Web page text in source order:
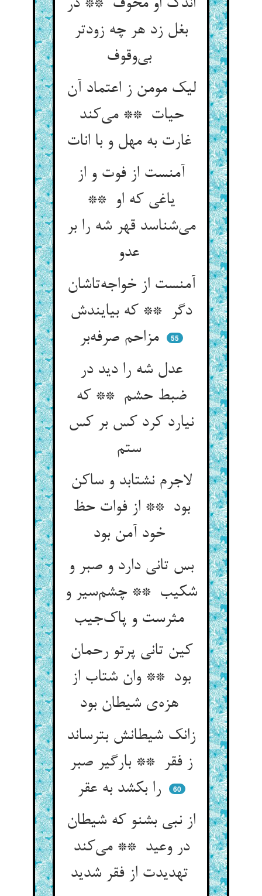
اندک او مخوف ** در
بغل زد هر چه زودتر
بی‌وقوف
لیک مومن ز اعتماد آن
حیات ** می‌کند
غارت به مهل و با انات
آمنست از فوت و از
یاغی که او **
می‌شناسد قهر شه را بر
آمنست از خواجه‌تاشان
دگر ** که بیایندش
مزاحم صرفه‌بر
55
عدل شه را دید در
ضبط حشم ** که
نیارد کرد کس بر کس
ستم
لاجرم نشتابد و ساکن
بود ** از فوات حظ
خود آمن بود
بس تانی دارد و صبر و
شکیب ** چشم‌سیر و
مثرست و پاک‌جیب
کین تانی پرتو رحمان
بود ** وان شتاب از
هزه‌ی شیطان بود
زانک شیطانش بترساند
ز فقر ** بارگیر صبر
را بکشد به عقر
60
از نبی بشنو که شیطان
در وعید ** می‌کند
تهدیدت از فقر شدید